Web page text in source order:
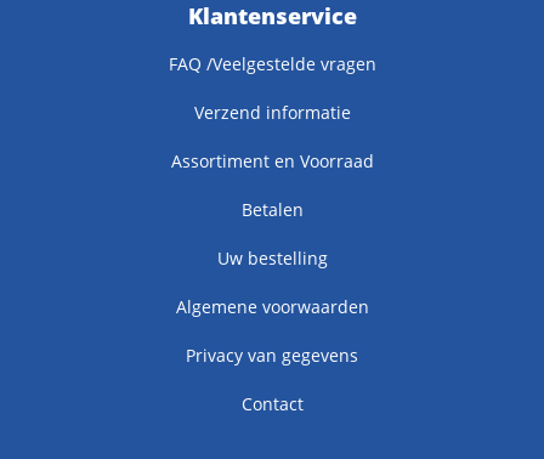
Klantenservice
FAQ /Veelgestelde vragen
Verzend informatie
Assortiment en Voorraad
Betalen
Uw bestelling
Algemene voorwaarden
Privacy van gegevens
Contact